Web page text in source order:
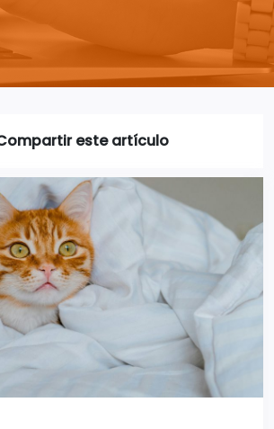
este artículo